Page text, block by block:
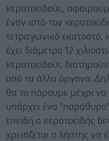
κερατοειδούς,
έναν ιστό-τον
τετραγωνικό εκατοστό,
έχει διάμετρο 12
κερατοειδούς
από τα άλλα όργανα.
θα το πάρουμε μέχρι
υπάρχει ένα
επειδή ο κερατοειδής
χρειάζεται ο λήπτης να